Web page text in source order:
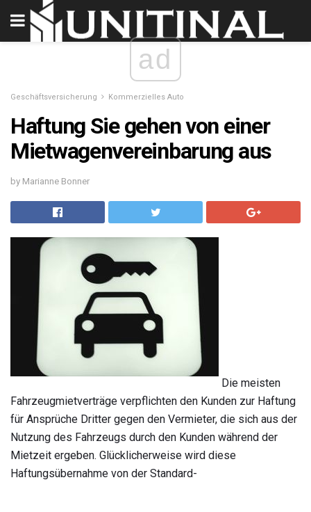
ad
Geschäftsversicherung Kommerzielles Auto
Haftung Sie gehen von einer
Mietwagenvereinbarung aus
by Marianne Bonner
Die meisten
Fahrzeugmietverträge verpflichten den Kunden zur Haftung
für Ansprüche Dritter gegen den Vermieter, die sich aus der
Nutzung des Fahrzeugs durch den Kunden während der
Mietzeit ergeben. Glücklicherweise wird diese
Haftungsübernahme von der Standard-